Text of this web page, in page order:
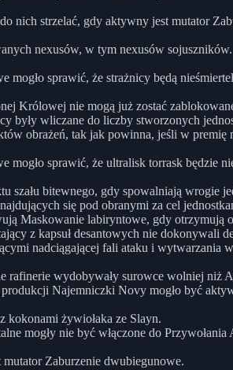
nich strzelać, gdy aktywny jest mutator
nexusów, w tym nexusów sojuszników.
mogło sprawić, że strażnicy będą
Królowej nie mogą już zostać
były wliczane do liczby stworzonych
obrażeń, tak jak powinna, jeśli w
mogło sprawić, że ultralisk torrask będzie
szału bitewnego, gdy spowalniają wrogie
się pod obranymi za cel
Maskowanie labiryntowe, gdy otrzymują
z kapsuł desantowych nie dokonywali
nadciągającej fali ataku i wytwarzania
rafinerie wydobywały surowce wolniej niż
Najemniczki Novy mogło być
kokonami żywiołaka ze Slayn.
mogły nie być włączone do
Zaburzenie dwubiegunowe.